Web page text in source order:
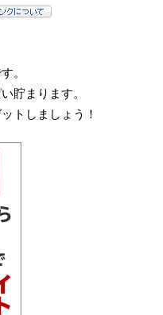
。
貯まります。
トしましょう！